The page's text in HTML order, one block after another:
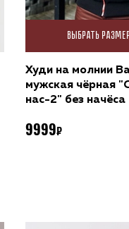
Выбрать размер
Худи на молнии
мужская чёрная
нас-2" без начёса
9999